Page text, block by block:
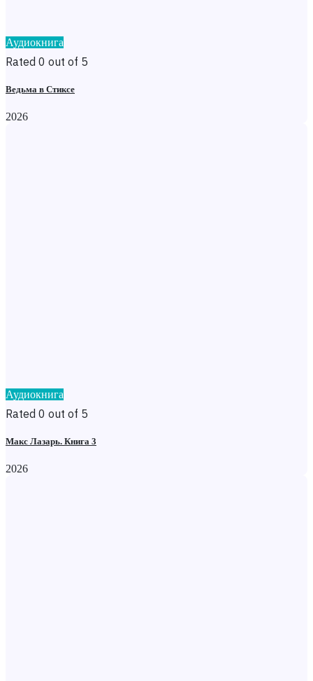
Аудиокнига
Rated 0 out of 5
Ведьма в Стиксе
2026
Аудиокнига
Rated 0 out of 5
Макс Лазарь. Книга 3
2026